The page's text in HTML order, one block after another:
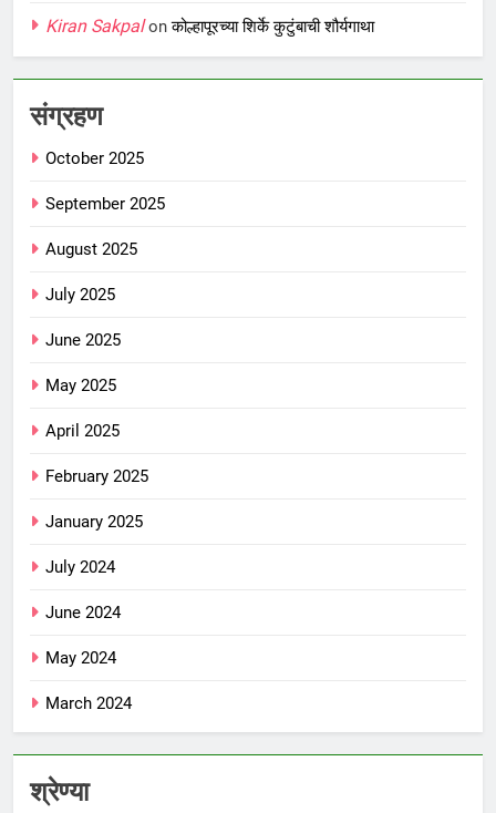
Kiran Sakpalonकोल्हापूरच्या शिर्के कुटुंबाची शौर्यगाथा
संग्रहण
October 2025
September 2025
August 2025
July 2025
June 2025
May 2025
April 2025
February 2025
January 2025
July 2024
June 2024
May 2024
March 2024
श्रेण्या